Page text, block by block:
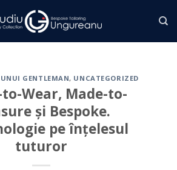
GENTLEMAN, UNCATEGORIZED
to-Wear, Made-to-
și Bespoke.
pe înțelesul
tuturor